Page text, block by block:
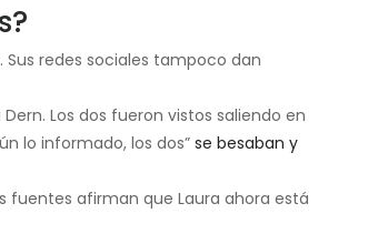
Sus redes sociales tampoco dan
Los dos fueron vistos saliendo en
lo informado, los dos”se besaban y
fuentes afirman que Laura ahora está